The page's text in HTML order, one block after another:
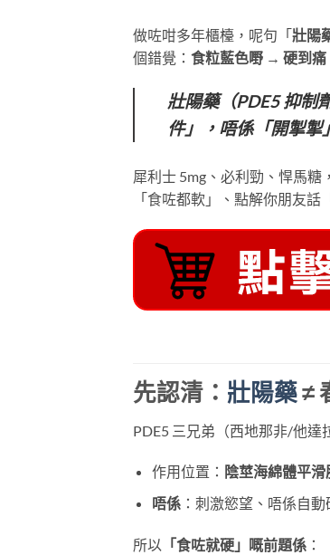
做咗咁多年櫃檯，呢句「 壯陽
個錯覺： 食粒藍色嘢 → 硬到
壯陽藥（PDE5 抑制
件」，唔係「開掣
犀利士 5mg、必利勁、悍馬糖
「食咗都軟」、點解你朋友話
先認清： 壯陽藥≠
PDE5 三兄弟（西地那非/他達
作用位置： 陰莖海綿體平滑
唔係：刺激慾望、唔係自動
所以 「食咗就硬」嘅前題係 ：